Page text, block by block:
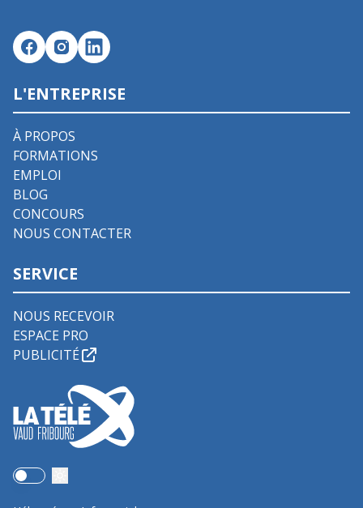
L'ENTREPRISE
À PROPOS
FORMATIONS
EMPLOI
BLOG
CONCOURS
NOUS CONTACTER
SERVICE
NOUS RECEVOIR
ESPACE PRO
PUBLICITÉ
Use setting